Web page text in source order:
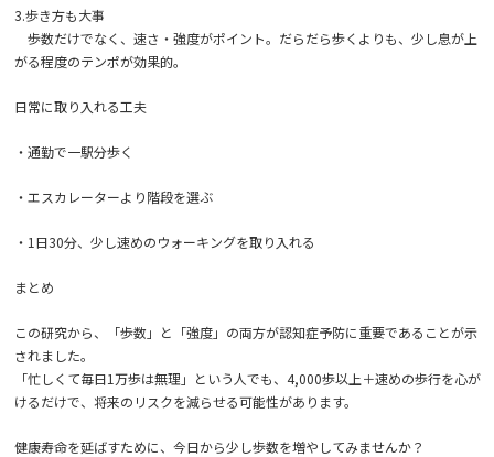
3.歩き方も大事
歩数だけでなく、速さ・強度がポイント。だらだら歩くよりも、少し息が上
がる程度のテンポが効果的。
日常に取り入れる工夫
・通勤で一駅分歩く
・エスカレーターより階段を選ぶ
・1日30分、少し速めのウォーキングを取り入れる
まとめ
この研究から、「歩数」と「強度」の両方が認知症予防に重要であることが示
されました。
「忙しくて毎日1万歩は無理」という人でも、4,000歩以上＋速めの歩行を心が
けるだけで、将来のリスクを減らせる可能性があります。
健康寿命を延ばすために、今日から少し歩数を増やしてみませんか？